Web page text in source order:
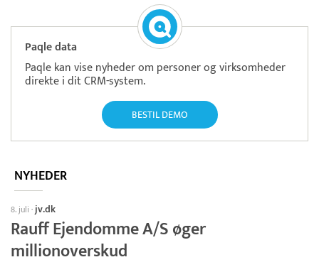
Paqle data
Paqle kan vise nyheder om personer og virksomheder
direkte i dit CRM-system.
BESTIL DEMO
NYHEDER
8. juli ·jv.dk
Rauff Ejendomme A/S øger
millionoverskud